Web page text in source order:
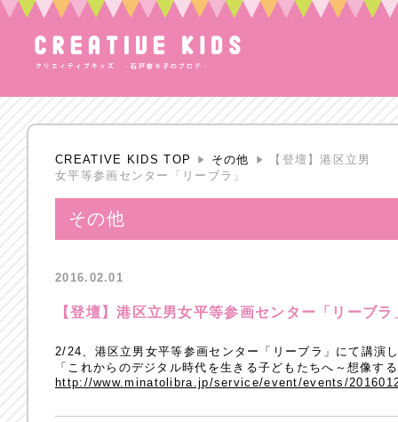
CREATIVE KIDS TOP その他
【登壇】港区立男
女平等参画センター「リーブラ」
その他
2016.02.01
【登壇】港区立男女平等参画センター「リーブラ
2/24、港区立男女平等参画センター「リーブラ」にて講演
「これからのデジタル時代を生きる子どもたちへ～想像す
http://www.minatolibra.jp/service/event/events/